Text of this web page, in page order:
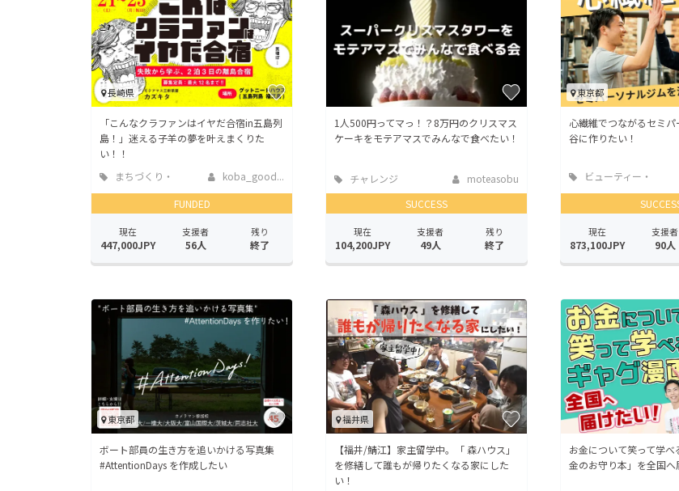
長崎県
「こんなクラファンはイヤだ合宿in五島列
島！」迷える子羊の夢を叶えまくりた
い！！
まちづくり・
地域活性化
koba_good...
FUNDED
現在
447,000JPY
支援者
56人
残り
終了
1人500円ってマっ！？8万円のクリスマス
ケーキをモテアマスでみんなで食べたい！
チャレンジ
moteasobu
SUCCESS
現在
104,200JPY
支援者
49人
残り
終了
東京都
心繊維でつながるセミ
谷に作りたい！
ビューティー・
ヘルスケア
現在
873,100JPY
支援者
90人
東京都
ボート部員の生き方を追いかける写真集
#AttentionDays を作成したい
福井県
【福井/鯖江】家主留学中。「 森ハウス」
を修繕して誰もが帰りたくなる家にした
い！
お金について笑って学
金のお守り本」を全国へ